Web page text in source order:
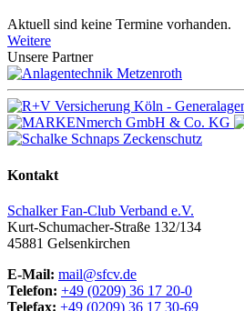
Aktuell sind keine Termine vorhanden.
Weitere
Unsere Partner
Kontakt
Schalker Fan-Club Verband e.V.
Kurt-Schumacher-Straße 132/134
45881 Gelsenkirchen
E-Mail: mail@sfcv.de
Telefon: +49 (0209) 36 17 20-0
Telefax: +49 (0209) 36 17 30-69